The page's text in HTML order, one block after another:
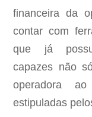
financeira da
contar com
que já
capazes não
operadora
estipuladas